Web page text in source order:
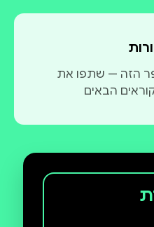
הזה — שתפו את
הבאים